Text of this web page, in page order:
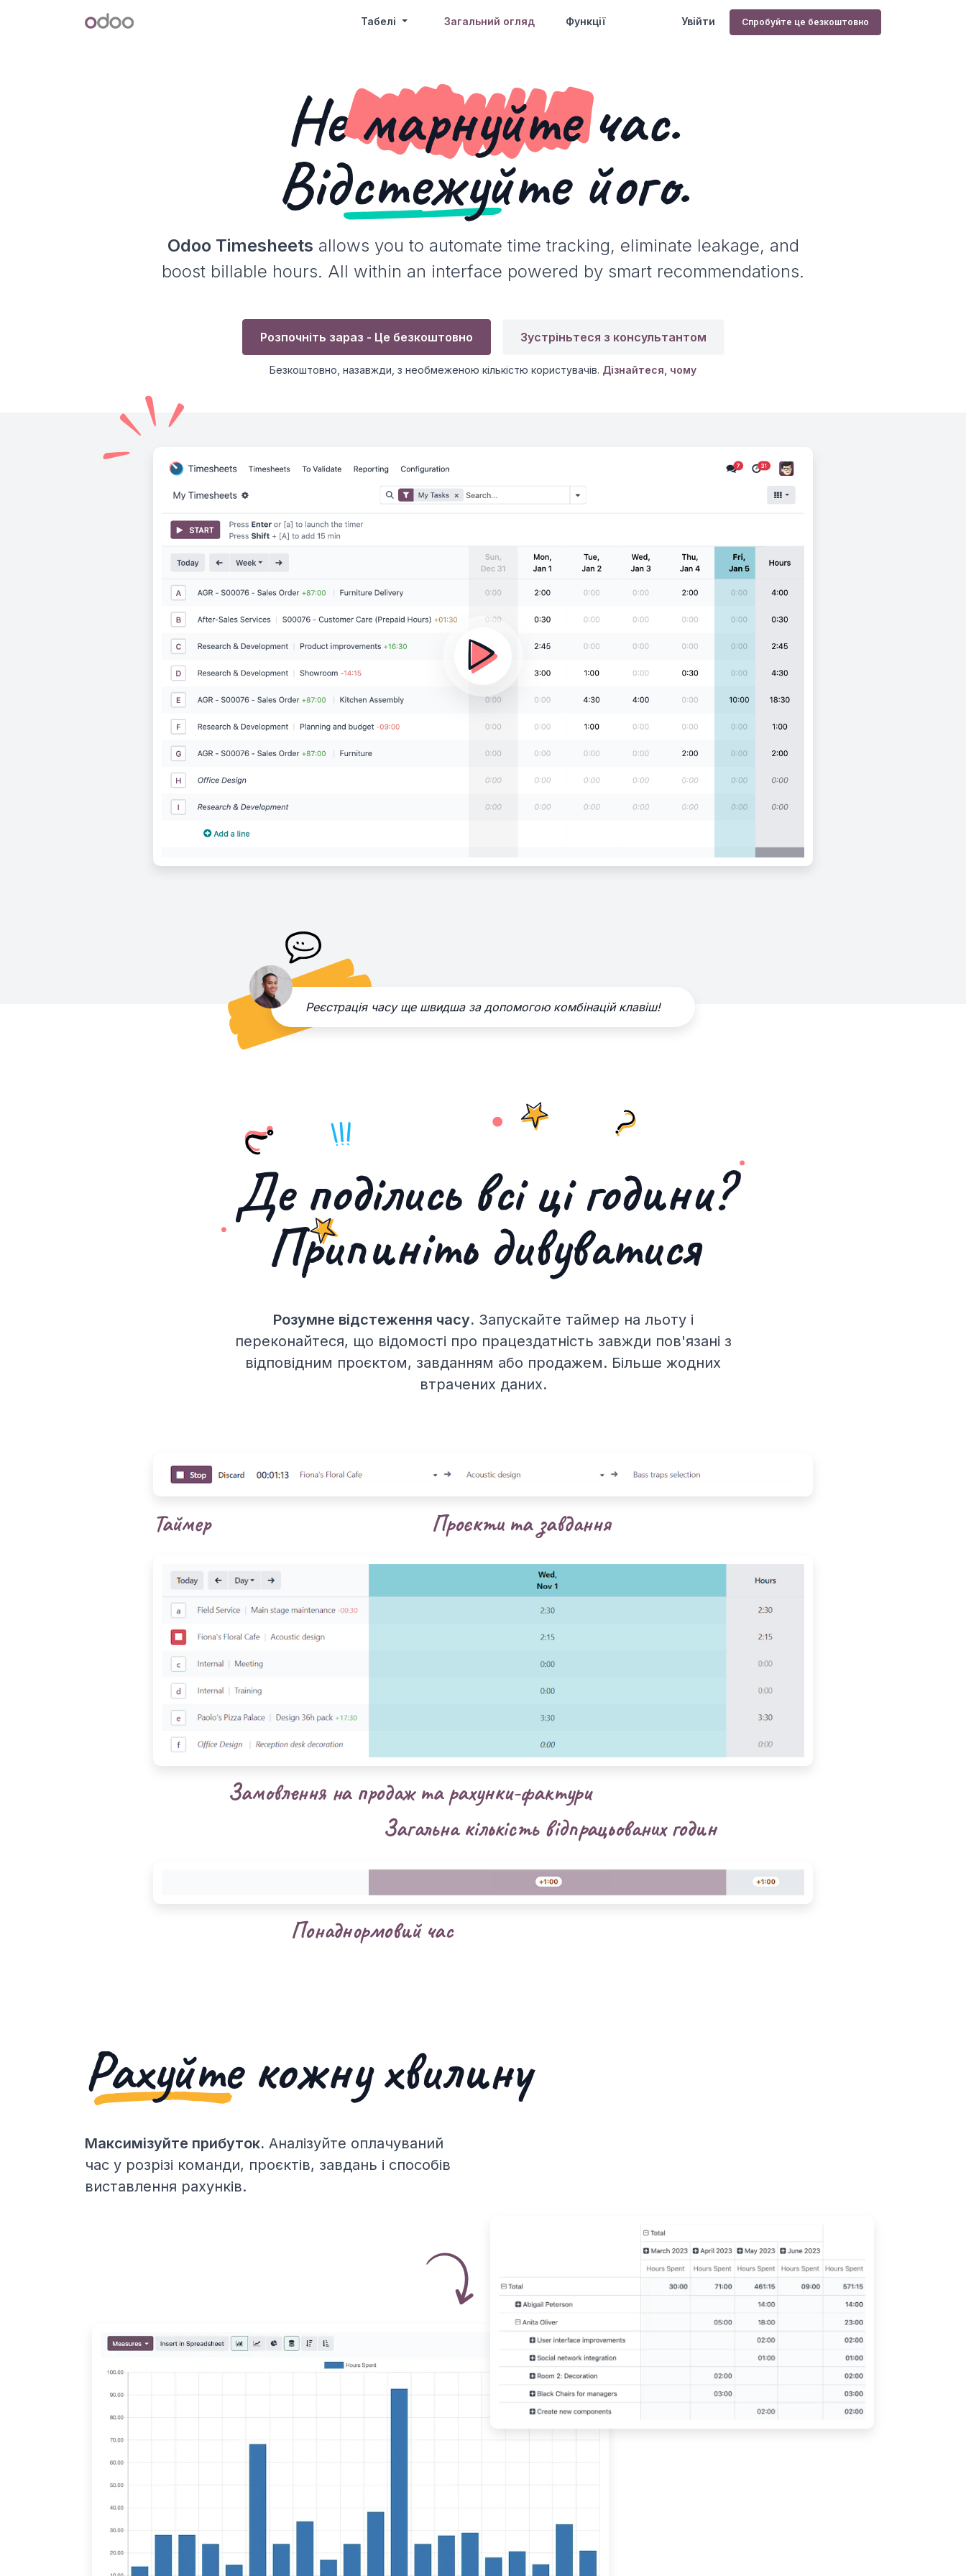
Odoo Увійти Спробуйте це безкоштовно
Табелі Загальний огляд Функції
Немарнуйтечас.
Відстежуйтейого.
Odoo Timesheets allows you to automate time tracking, eliminate leakage, and
boost billable hours. All within an interface powered by smart recommendations.
Розпочніть зараз - Це безкоштовно Зустріньтеся з консультантом
Безкоштовно, назавжди, з необмеженою кількістю користувачів. Дізнайтеся, чому
Реєстрація часу ще швидша за допомогою комбінацій клавіш!
Де поділись всі ці години?
Припиніть дивуватися
Розумне відстеження часу. Запускайте таймер на льоту і
переконайтеся, що відомості про працездатність завжди пов'язані з
відповідним проєктом, завданням або продажем. Більше жодних
втрачених даних.
Таймер Проєкти та завдання
Замовлення на продаж та рахунки-фактури
Загальна кількість відпрацьованих годин
Понаднормовий час
Рахуйтекожну хвилину
Максимізуйте прибуток. Аналізуйте оплачуваний
час у розрізі команди, проєктів, завдань і способів
виставлення рахунків.